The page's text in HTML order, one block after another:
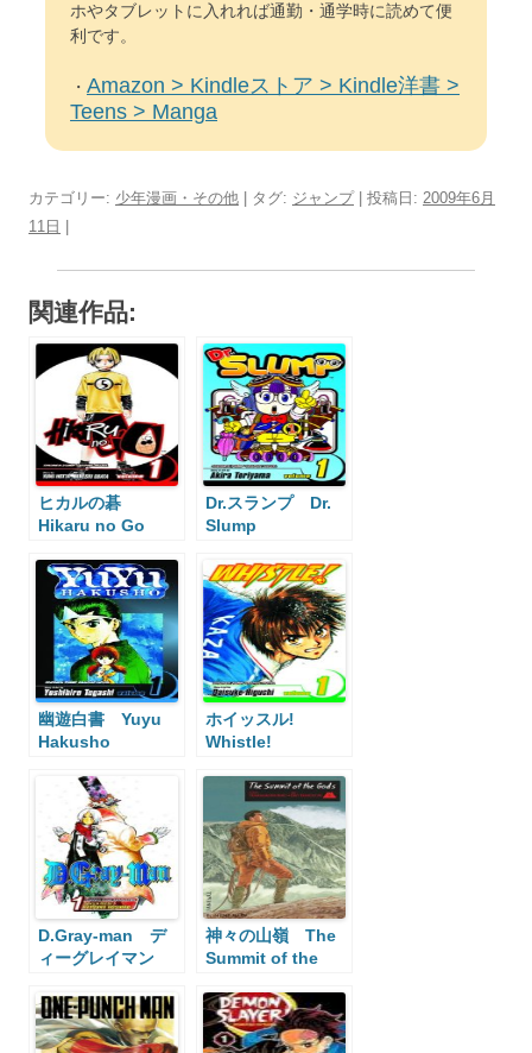
ホやタブレットに入れれば通勤・通学時に読めて便
利です。
・ Amazon > Kindleストア > Kindle洋書 >
Teens > Manga
カテゴリー: 少年漫画・その他 | タグ: ジャンプ| 投稿日: 2009年6月
11日
関連作品:
ヒカルの碁
Hikaru no Go
Dr.スランプ Dr.
Slump
幽遊白書 Yuyu
Hakusho
ホイッスル!
Whistle!
D.Gray-man デ
ィーグレイマン
神々の山嶺 The
Summit of the